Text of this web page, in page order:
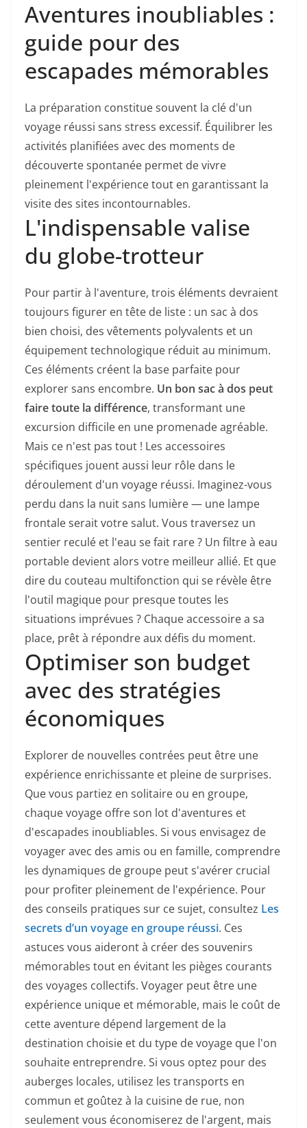
Aventures inoubliables :
guide pour des
escapades mémorables
La préparation constitue souvent la clé d'un
voyage réussi sans stress excessif. Équilibrer les
activités planifiées avec des moments de
découverte spontanée permet de vivre
pleinement l'expérience tout en garantissant la
visite des sites incontournables.
L'indispensable valise
du globe-trotteur
Pour partir à l'aventure, trois éléments devraient
toujours figurer en tête de liste : un sac à dos
bien choisi, des vêtements polyvalents et un
équipement technologique réduit au minimum.
Ces éléments créent la base parfaite pour
explorer sans encombre. Un bon sac à dos peut
faire toute la différence, transformant une
excursion difficile en une promenade agréable.
Mais ce n'est pas tout ! Les accessoires
spécifiques jouent aussi leur rôle dans le
déroulement d'un voyage réussi. Imaginez-vous
perdu dans la nuit sans lumière — une lampe
frontale serait votre salut. Vous traversez un
sentier reculé et l'eau se fait rare ? Un filtre à eau
portable devient alors votre meilleur allié. Et que
dire du couteau multifonction qui se révèle être
l'outil magique pour presque toutes les
situations imprévues ? Chaque accessoire a sa
place, prêt à répondre aux défis du moment.
Optimiser son budget
avec des stratégies
économiques
Explorer de nouvelles contrées peut être une
expérience enrichissante et pleine de surprises.
Que vous partiez en solitaire ou en groupe,
chaque voyage offre son lot d'aventures et
d'escapades inoubliables. Si vous envisagez de
voyager avec des amis ou en famille, comprendre
les dynamiques de groupe peut s'avérer crucial
pour profiter pleinement de l'expérience. Pour
des conseils pratiques sur ce sujet, consultez Les
secrets d’un voyage en groupe réussi. Ces
astuces vous aideront à créer des souvenirs
mémorables tout en évitant les pièges courants
des voyages collectifs. Voyager peut être une
expérience unique et mémorable, mais le coût de
cette aventure dépend largement de la
destination choisie et du type de voyage que l'on
souhaite entreprendre. Si vous optez pour des
auberges locales, utilisez les transports en
commun et goûtez à la cuisine de rue, non
seulement vous économiserez de l'argent, mais